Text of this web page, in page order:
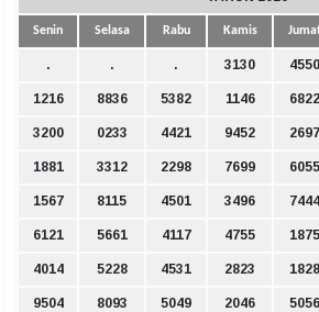
Senin Selasa Rabu Kamis
. . . 3130 4550
1216 8836 5382 1146 6822
3200 0233 4421 9452 2697
1881 3312 2298 7699 6055
1567 8115 4501 3496 7444
6121 5661 4117 4755 1875
4014 5228 4531 2823 1828
9504 8093 5049 2046 5056